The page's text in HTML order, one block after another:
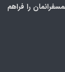
را فراهم